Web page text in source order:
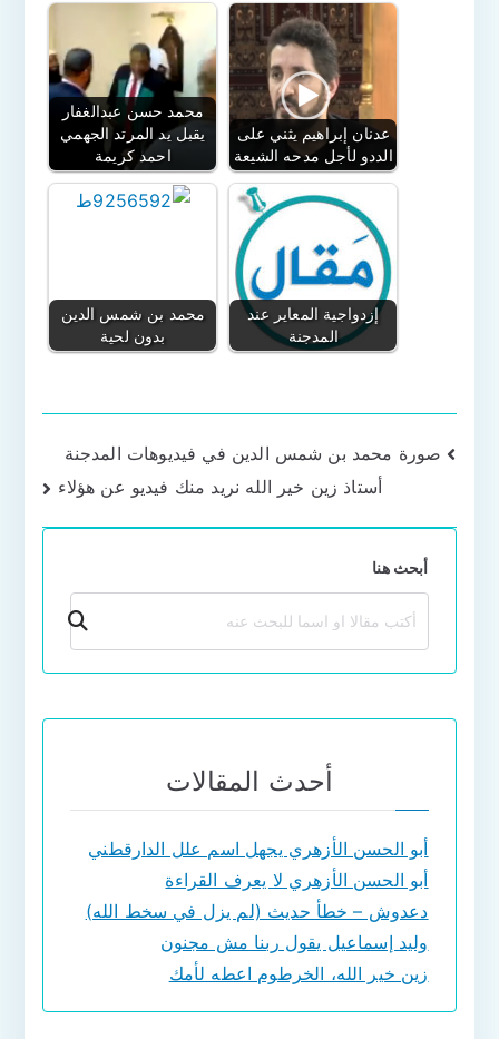
محمد حسن عبدالغفار
يقبل يد المرتد الجهمي
احمد كريمة
عدنان إبراهيم يثني على
الددو لأجل مدحه الشيعة
محمد بن شمس الدين
بدون لحية
إزدواجية المعاير عند
المدجنة
تصفّح
المقالات
صورة محمد بن شمس الدين في فيديوهات المدجنة
أستاذ زين خير الله نريد منك فيديو عن هؤلاء
أبحث هنا
بحث
أحدث المقالات
أبو الحسن الأزهري يجهل اسم علل الدارقطني
أبو الحسن الأزهري لا يعرف القراءة
دعدوش – خطأ حديث (لم يزل في سخط الله)
وليد إسماعيل يقول ربنا مش مجنون
زين خير الله، الخرطوم اعطه لأمك